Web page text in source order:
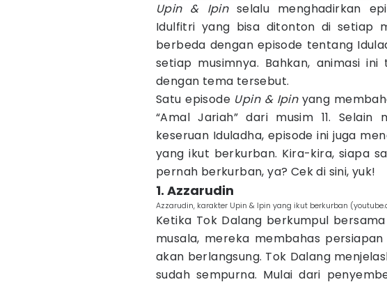
Upin & Ipinselalu menghadirkan
Idulfitri yang bisa ditonton di setiap
berbeda dengan episode tentang
setiap musimnya. Bahkan, animasi
dengan tema tersebut.
Satu episode Upin & Ipinyang
“Amal Jariah” dari musim 11. Selain
keseruan Iduladha, episode ini juga
yang ikut berkurban. Kira-kira, siapa
pernah berkurban, ya? Cek di sini, yuk!
1. Azzarudin
Azzarudin, karakter Upin & Ipin yang ikut berkurban
Ketika Tok Dalang berkumpul
musala, mereka membahas persiapan
akan berlangsung. Tok Dalang
sudah sempurna. Mulai dari